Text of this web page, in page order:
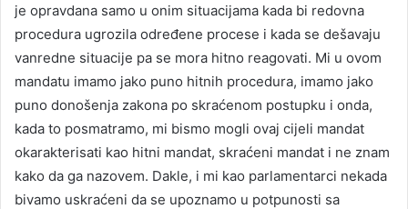
je opravdana samo u onim situacijama kada bi redovna
procedura ugrozila određene procese i kada se dešavaju
vanredne situacije pa se mora hitno reagovati. Mi u ovom
mandatu imamo jako puno hitnih procedura, imamo jako
puno donošenja zakona po skraćenom postupku i onda,
kada to posmatramo, mi bismo mogli ovaj cijeli mandat
okarakterisati kao hitni mandat, skraćeni mandat i ne znam
kako da ga nazovem. Dakle, i mi kao parlamentarci nekada
bivamo uskraćeni da se upoznamo u potpunosti sa